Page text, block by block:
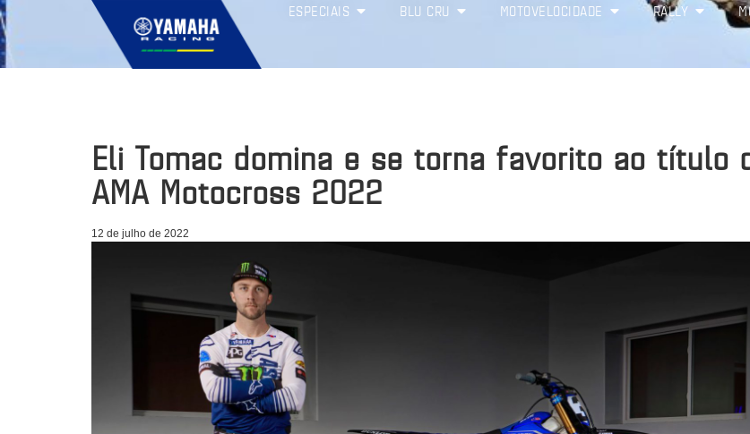
ESPECIAIS BLU CRU MOTOVELOCIDADE RALLY
Eli Tomac domina e se torna favorito ao título
AMA Motocross 2022
12 de julho de 2022